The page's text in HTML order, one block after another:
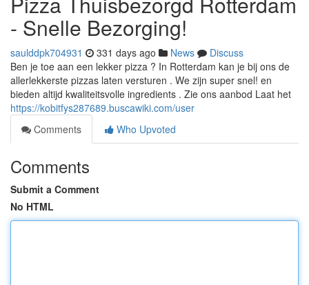
- Snelle Bezorging!
saulddpk704931 331 days ago News
Discuss
Ben je toe aan een lekker pizza ? In Rotterdam kan je bij ons de
allerlekkerste pizzas laten versturen . We zijn super snel! en
bieden altijd kwaliteitsvolle ingredients . Zie ons aanbod Laat het
https://kobitfys287689.buscawiki.com/user
Comments
Who Upvoted
Comments
Submit a Comment
No HTML